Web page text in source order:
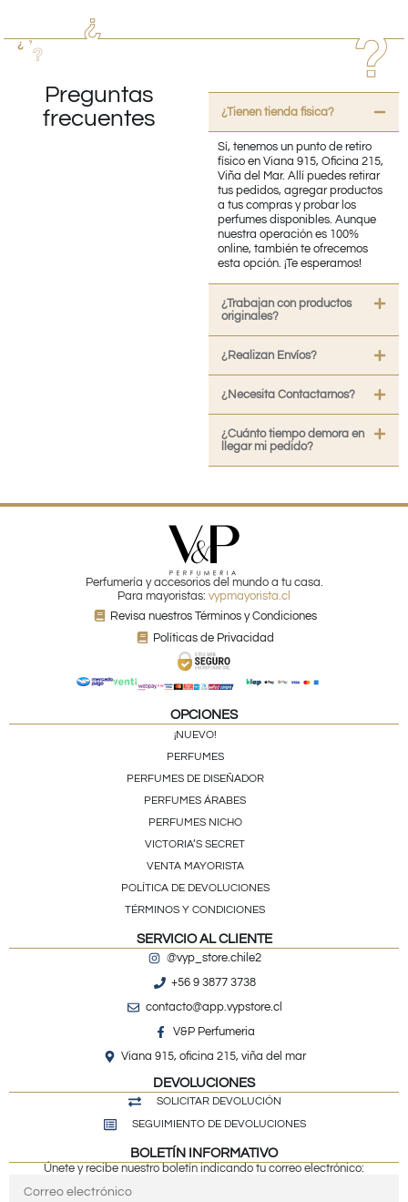
Preguntas
frecuentes
¿Tienen tienda fisica?
Sí, tenemos un punto de retiro
físico en Viana 915, Oficina 215,
Viña del Mar. Allí puedes retirar
tus pedidos, agregar productos
a tus compras y probar los
perfumes disponibles. Aunque
nuestra operación es 100%
online, también te ofrecemos
esta opción. ¡Te esperamos!
¿Trabajan con productos
originales?
¿Realizan Envíos?
¿Necesita Contactarnos?
¿Cuánto tiempo demora en
llegar mi pedido?
Perfumería y accesorios del mundo a tu casa.
Para mayoristas: vypmayorista.cl
Revisa nuestros Términos y Condiciones
Políticas de Privacidad
OPCIONES
¡NUEVO!
PERFUMES
PERFUMES DE DISEÑADOR
PERFUMES ÁRABES
PERFUMES NICHO
VICTORIA’S SECRET
VENTA MAYORISTA
POLÍTICA DE DEVOLUCIONES
TÉRMINOS Y CONDICIONES
SERVICIO AL CLIENTE
@vyp_store.chile2
+56 9 3877 3738
contacto@app.vypstore.cl
V&P Perfumeria
Viana 915, oficina 215, viña del mar
DEVOLUCIONES
SOLICITAR DEVOLUCIÓN
SEGUIMIENTO DE DEVOLUCIONES
BOLETÍN INFORMATIVO
Únete y recibe nuestro boletín indicando tu correo electrónico: